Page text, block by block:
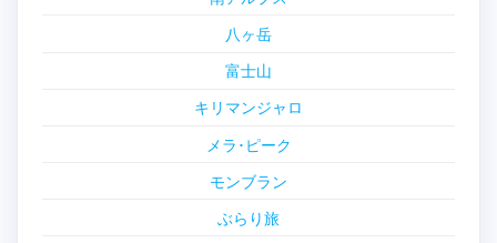
八ヶ岳
富士山
キリマンジャロ
メラ･ピーク
モンブラン
ぶらり旅